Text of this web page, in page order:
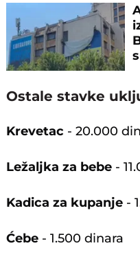
Ostale stavke
Krevetac - 20.000
Ležaljka za bebe -
Kadica za kupanje -
Ćebe - 1.500 dinara